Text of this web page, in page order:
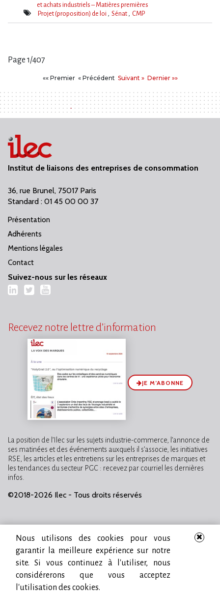
Thèmes(s)
et achats industriels – Matières premières
Mot(s)-
Projet (proposition) de loi Sénat CMP
Page 1/407
«« PremierPremier
« PrécédentPrécédent
Suivant
Suivant » Dernier
Dernier »»
Institut de liaisons des entreprises de consommation
36, rue Brunel, 75017 Paris
Standard : 01 45 00 00 37
Présentation
Adhérents
Mentions légales
Contact
Suivez-nous sur les réseaux
LinkedIn
TwitterYouTube
Recevez notre lettre d’information
JE M’ABONNE
La position de l’Ilec sur les sujets industrie-commerce, l’annonce de
ses matinées et des événements auxquels il s’associe, les initiatives
RSE, les articles et les entretiens sur les entreprises de marques et
les tendances du secteur PGC : recevez par courriel les dernières
infos.
©2018-2026 Ilec - Tous droits réservés
Nous utilisons des cookies pour vous
garantir la meilleure expérience sur notre
site. Si vous continuez à l'utiliser, nous
considérerons que vous acceptez
l'utilisation des cookies.